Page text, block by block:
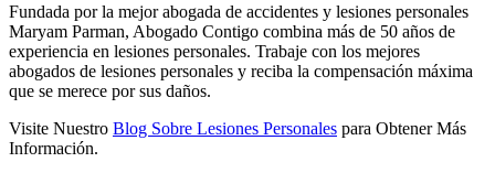
Fundada por la mejor abogada de accidentes y lesiones personales
Maryam Parman, Abogado Contigo combina más de 50 años de
experiencia en lesiones personales. Trabaje con los mejores
abogados de lesiones personales y reciba la compensación máxima
que se merece por sus daños.
Visite Nuestro Blog Sobre Lesiones Personales para Obtener Más
Información.